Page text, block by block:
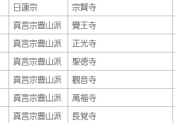
日蓮宗
宗賢寺
真言宗豊山派
覺王寺
真言宗豊山派
正光寺
真言宗豊山派
聖徳寺
真言宗豊山派
觀音寺
真言宗豊山派
萬福寺
真言宗豊山派
長覚寺